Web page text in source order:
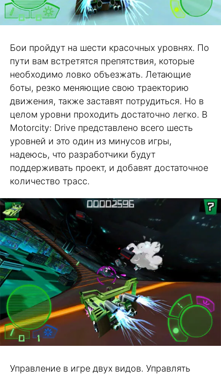
Бои пройдут на шести красочных уровнях. По
пути вам встретятся препятствия, которые
необходимо ловко объезжать. Летающие
боты, резко меняющие свою траекторию
движения, также заставят потрудиться. Но в
целом уровни проходить достаточно легко. В
Motorcity: Drive представлено всего шесть
уровней и это один из минусов игры,
надеюсь, что разработчики будут
поддерживать проект, и добавят достаточное
количество трасс.
Управление в игре двух видов. Управлять